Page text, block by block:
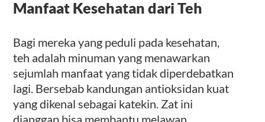
Manfaat Kesehatan dari Teh
Bagi mereka yang peduli pada kesehatan,
teh adalah minuman yang menawarkan
sejumlah manfaat yang tidak diperdebatkan
lagi. Bersebab kandungan antioksidan kuat
yang dikenal sebagai katekin. Zat ini